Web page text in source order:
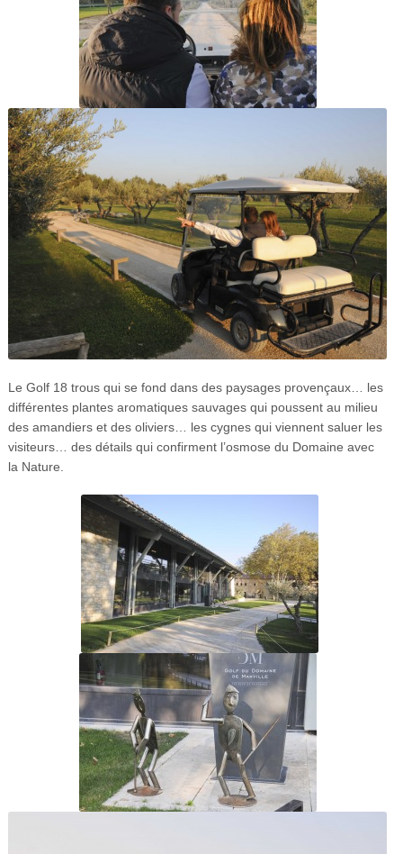
Le Golf 18 trous qui se fond dans des paysages provençaux… les
différentes plantes aromatiques sauvages qui poussent au milieu
des amandiers et des oliviers… les cygnes qui viennent saluer les
visiteurs… des détails qui confirment l’osmose du Domaine avec
la Nature.